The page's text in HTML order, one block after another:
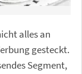
alles an
gesteckt.
Segment,